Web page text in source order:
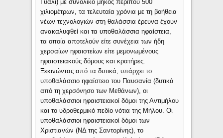
Γυαλί) με συνολικό μήκος περίπου 500
χιλιομέτρων, τα τελευταία χρόνια με τη βοήθεια
νέων τεχνολογιών στη θαλάσσια έρευνα έχουν
ανακαλυφθεί και τα υποθαλάσσια ηφαίστεια,
τα οποία αποτελούν είτε συνέχεια των ήδη
χερσαίων ηφαιστείων είτε μεμονωμένους
ηφαιστειακούς δόμους και κρατήρες.
Ξεκινώντας από τα δυτικά, υπάρχει το
υποθαλάσσιο ηφαίστειο του Παυσανία (δυτικά
από τη χερσόνησο των Μεθάνων), οι
υποθαλάσσιοι ηφαιστειακοί δόμοι της Αντιμήλου
και το υδροθερμικό πεδίο νότια της Μήλου. Οι
υποθαλάσσιοι ηφαιστειακοί δόμοι των
Χριστιανών (ΝΔ της Σαντορίνης), το